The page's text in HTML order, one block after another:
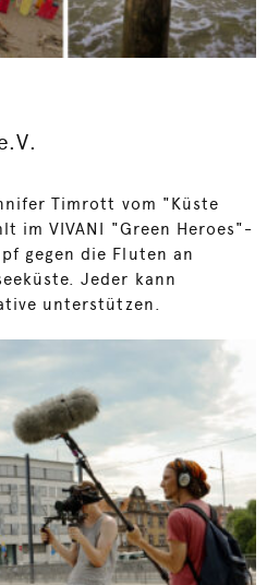
Timrott vom "Küste
im VIVANI "Green Heroes"-
gegen die Fluten an
Jeder kann
unterstützen.